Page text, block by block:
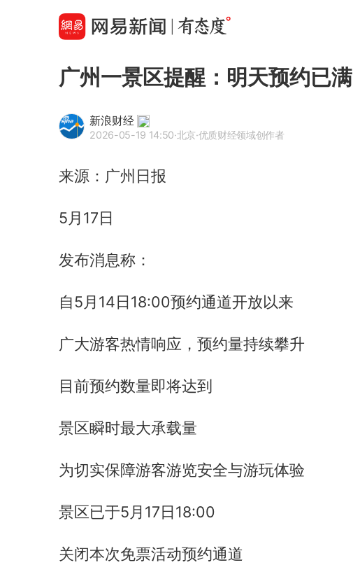
广州一景区提醒：明天预约已满
新浪财经
2026-05-19 14:50·北京·优质财经领域创作者
来源：广州日报
5月17日
发布消息称：
自5月14日18:00预约通道开放以来
广大游客热情响应，预约量持续攀升
目前预约数量即将达到
景区瞬时最大承载量
为切实保障游客游览安全与游玩体验
景区已于5月17日18:00
关闭本次免票活动预约通道